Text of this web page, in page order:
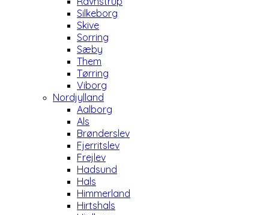
Silkeborg
Skive
Sorring
Sæby
Them
Tørring
Viborg
Nordjylland
Aalborg
Als
Brønderslev
Fjerritslev
Frejlev
Hadsund
Hals
Himmerland
Hirtshals